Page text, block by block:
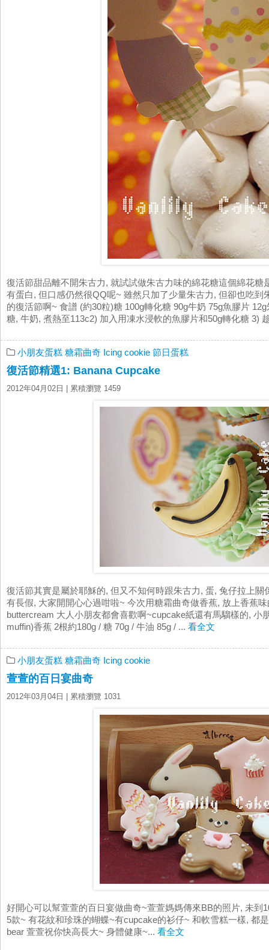
復活節甜品離不開朱古力, 就試試做朱古力味的綿花糖這個綿花
有蛋白, 但口感仍然很QQ呢~ 雖然只加了少量朱古力, 但卻也吃
的復活節啊~ 食譜 (約30粒)糖 100g轉化糖 90g牛奶 75g魚膠片
糖, 牛奶, 煮熱至113c2) 加入用凍水浸軟的魚膠片和50g轉化糖 3)
小朋友蛋糕 糖霜曲奇 Icing cookie 節日蛋糕
復活節精選1: Banana Cupcake
2012年04月02日 | 累積瀏覽 1459
復活節其實是屬於耶穌的, 但又不知何時跟朱古力, 蛋, 兔仔拉上
有長假, 大家開開心心過咁啦~ 今次用糖霜曲奇做香蕉, 放上香蕉
buttercream 大人小朋友都會喜歡啊~cupcake紙還有馬騮樣的, 小
muffin)香蕉 2根約180g / 糖 70g / 牛油 85g / ... 看全文
小朋友蛋糕 糖霜曲奇 Icing cookie
萱萱的百日宴曲奇
2012年03月04日 | 累積瀏覽 1031
好開心可以幫萱萱的百日宴做曲奇~萱萱媽媽傳來BB的照片, 未到
5款~ 有花紋和珍珠的蝴蝶~有cupcake的衫仔~ 和軟雪糕一樣, 都
bear 萱萱祝你快高長大~ 身體健康~... 看全文